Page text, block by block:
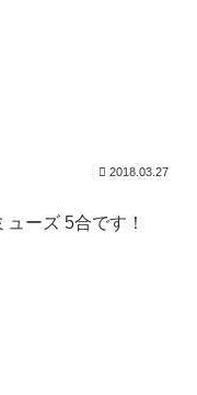
2018.03.27
ーズ 5合です！